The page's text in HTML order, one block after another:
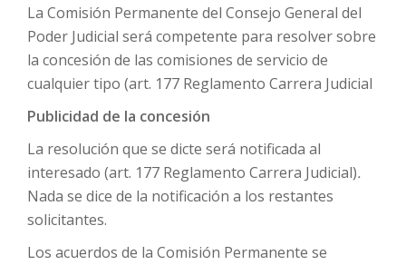
La Comisión Permanente del Consejo General del
Poder Judicial será competente para resolver sobre
la concesión de las comisiones de servicio de
cualquier tipo (art. 177 Reglamento Carrera Judicial
Publicidad de la concesión
La resolución que se dicte será notificada al
interesado (art. 177 Reglamento Carrera Judicial).
Nada se dice de la notificación a los restantes
solicitantes.
Los acuerdos de la Comisión Permanente se